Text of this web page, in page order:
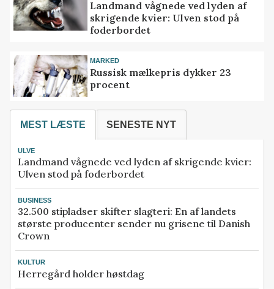
Landmand vågnede ved lyden af
skrigende kvier: Ulven stod på
foderbordet
MARKED
Russisk mælkepris dykker 23
procent
MEST LÆSTE SENESTE NYT
ULVE
Landmand vågnede ved lyden af skrigende kvier:
Ulven stod på foderbordet
BUSINESS
32.500 stipladser skifter slagteri: En af landets
største producenter sender nu grisene til Danish
Crown
KULTUR
Herregård holder høstdag